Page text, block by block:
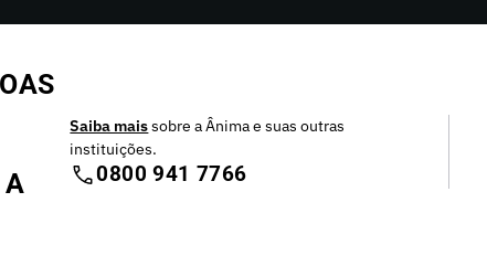
A
Saiba maissobre a Ânima e suas outras
instituições.
0800 941 7766